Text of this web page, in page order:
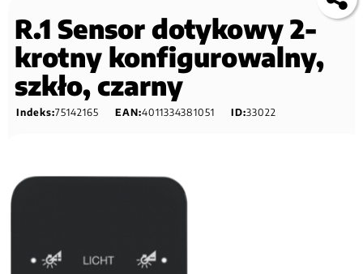
R.1 Sensor dotykowy 2-
krotny konfigurowalny,
szkło, czarny
Indeks:75142165 EAN:4011334381051 ID:33022